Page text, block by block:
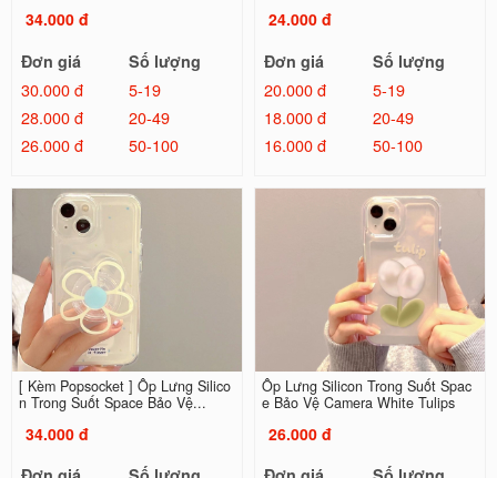
34.000 đ
Đơn giá
Số lượng
30.000 đ
5-19
28.000 đ
20-49
26.000 đ
50-100
24.000 đ
Đơn giá
Số lượng
20.000 đ
5-19
18.000 đ
20-49
16.000 đ
50-100
[ Kèm Popsocket ] Ốp Lưng Silico
n Trong Suốt Space Bảo Vệ...
34.000 đ
Ốp Lưng Silicon Trong Suốt Spac
e Bảo Vệ Camera White Tulips
26.000 đ